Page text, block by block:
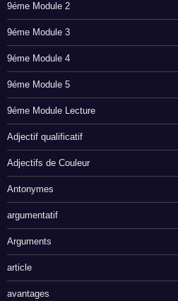
9éme Module 2
9éme Module 3
9éme Module 4
9éme Module 5
9éme Module Lecture
Adjectif qualificatif
Adjectifs de Couleur
Antonymes
argumentatif
Arguments
article
avantages